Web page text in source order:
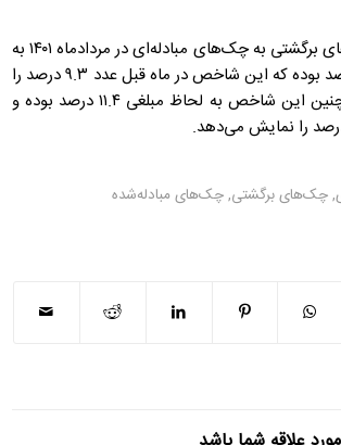
شاخص نسبت چک‌های برگشتی به چک‌های مبادله‌ای در مردادماه ۱۴۰۱ به
لحاظ تعدادی، ۹.۱ درصد بوده که این شاخص در ماه قبل عدد ۹.۳ درصد را
نمایش می‌دهد. همچنین این شاخص به لحاظ مبلغی ۱۱.۴ درصد بوده و
,چک‌های برگشتی,چک‌های مبادله‌شده